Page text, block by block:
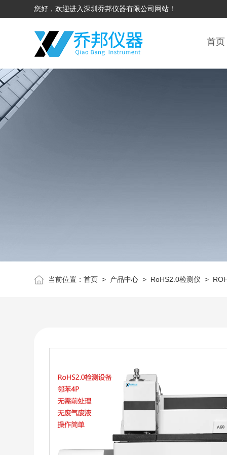
您好，欢迎进入深圳乔邦仪器有限公司网站！
首页
当前位置：首页 > 产品中心 > RoHS2.0检测仪 >